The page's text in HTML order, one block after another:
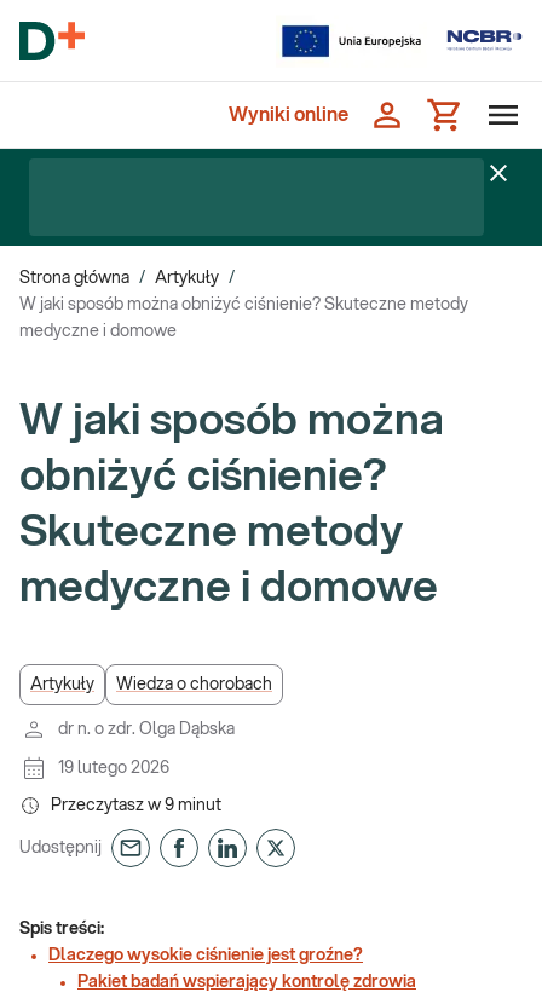
Wyniki online
Strona główna / Artykuły /
W jaki sposób można obniżyć ciśnienie? Skuteczne metody
medyczne i domowe
W jaki sposób można
obniżyć ciśnienie?
Skuteczne metody
medyczne i domowe
Artykuły Wiedza o chorobach
dr n. o zdr. Olga Dąbska
19 lutego 2026
Przeczytasz w 9 minut
Udostępnij
Spis treści:
Dlaczego wysokie ciśnienie jest groźne?
Pakiet badań wspierający kontrolę zdrowia